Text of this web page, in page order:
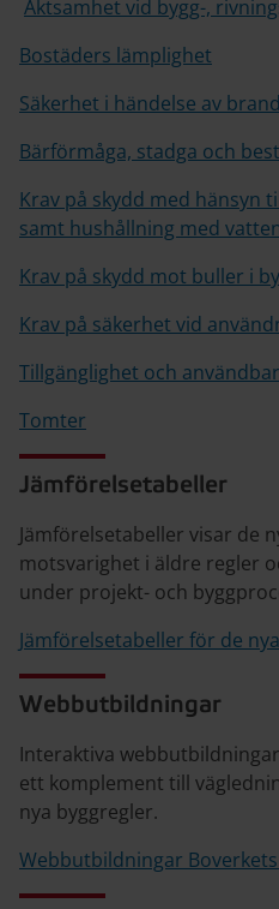
Aktsamhet vid bygg-,
Bostäders lämplighet
Säkerhet i händelse av brand
Bärförmåga, stadga och
Krav på skydd med hänsyn
samt hushållning med
Krav på skydd mot buller i
Krav på säkerhet vid
Tillgänglighet och
Tomter
Jämförelsetabeller
Jämförelsetabeller visar de
motsvarighet i äldre regler
under projekt- och
Jämförelsetabeller för de
Webbutbildningar
Interaktiva
ett komplement till
nya byggregler.
Webbutbildningar